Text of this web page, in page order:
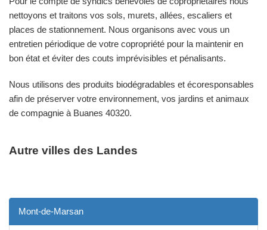
nettoyons et traitons vos sols, murets, allées, escaliers et
places de stationnement. Nous organisons avec vous un
entretien périodique de votre copropriété pour la maintenir en
bon état et éviter des couts imprévisibles et pénalisants.
Nous utilisons des produits biodégradables et écoresponsables
afin de préserver votre environnement, vos jardins et animaux
de compagnie à Buanes 40320.
Autre villes des Landes
Mont-de-Marsan